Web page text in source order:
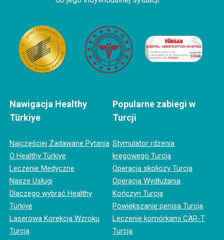
Nawigacja Healthy
Türkiye
Najczęściej Zadawane Pytania
O Healthy Türkiye
Leczenie Medyczne
Nasze Usługi
Dlaczego wybrać Healthy
Türkiye
Laserowa Korekcja Wzroku
Turcja
Popularne zabiegi w
Turcji
Stymulator rdzenia
kręgowego Turcja
Operacja skoliozy Turcja
Operacja Wydłużania
Kończyn Turcja
Powiększanie penisa Turcja
Leczenie komórkami CAR-T
Turcja